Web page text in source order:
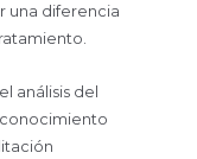
una diferencia
análisis del